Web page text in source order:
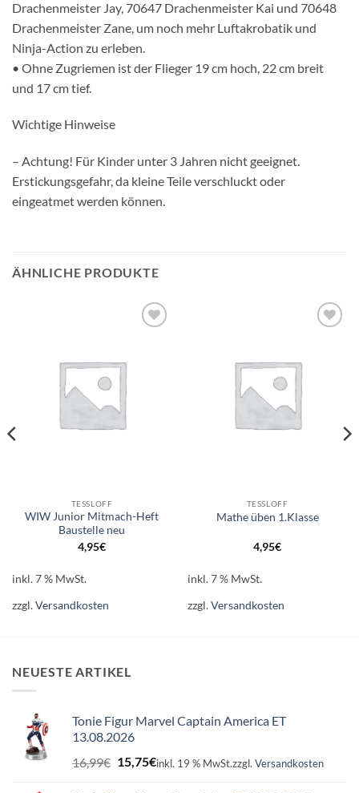
Drachenmeister Jay, 70647 Drachenmeister Kai und 70648
Drachenmeister Zane, um noch mehr Luftakrobatik und
Ninja-Action zu erleben.
• Ohne Zugriemen ist der Flieger 19 cm hoch, 22 cm breit
und 17 cm tief.
Wichtige Hinweise
– Achtung! Für Kinder unter 3 Jahren nicht geeignet.
Erstickungsgefahr, da kleine Teile verschluckt oder
eingeatmet werden können.
ÄHNLICHE PRODUKTE
TESSLOFF
WIW Junior Mitmach-Heft
Baustelle neu
4,95€
inkl. 7 % MwSt.
zzgl.Versandkosten
TESSLOFF
Mathe üben 1.Klasse
4,95€
inkl. 7 % MwSt.
zzgl.Versandkosten
NEUESTE ARTIKEL
Tonie Figur Marvel Captain America ET
13.08.2026
16,99€ Ursprünglicher
15,75€Aktueller
inkl. 19 % MwSt.zzgl. Versandkosten